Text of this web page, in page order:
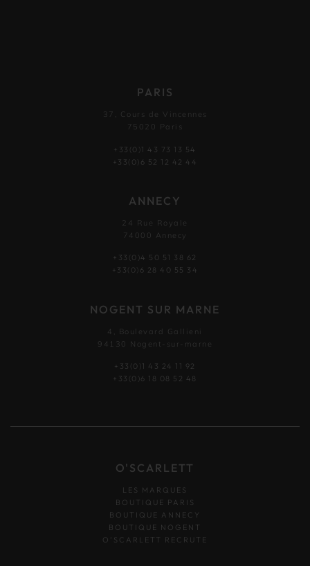
PARIS
37, Cours de Vincennes
75020 Paris
+33(0)1 43 73 13 54
+33(0)6 52 12 42 44
ANNECY
24 Rue Royale
74000 Annecy
+33(0)4 50 51 38 62
+33(0)6 28 40 55 34
NOGENT SUR MARNE
4, Boulevard Gallieni
94130 Nogent-sur-marne
+33(0)1 43 24 11 92
+33(0)6 18 08 52 48
O'SCARLETT
LES MARQUES
BOUTIQUE PARIS
BOUTIQUE ANNECY
BOUTIQUE NOGENT
O’SCARLETT RECRUTE